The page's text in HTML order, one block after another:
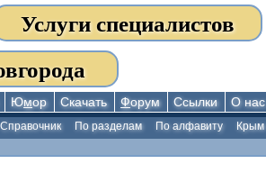
Услуги специалистов
Юмор Скачать Форум Ссылки О нас
Крым
По алфавиту
По разделам
Справочник